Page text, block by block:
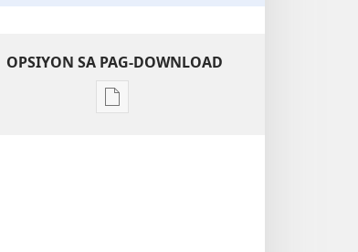
OPSIYON SA PAG-DOWNLOAD
Opsiyon